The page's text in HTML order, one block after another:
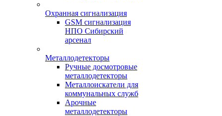
Охранная сигнализация
GSM сигнализация
НПО Сибирский
арсенал
Металлодетекторы
Ручные досмотровые
металлодетекторы
Металлоискатели для
коммунальных служб
Арочные
металлодетекторы